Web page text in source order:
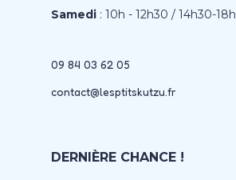
Samedi : 10h - 12h30 / 14h30-18h
09 84 03 62 05
contact@lesptitskutzu.fr
DERNIÈRE CHANCE !